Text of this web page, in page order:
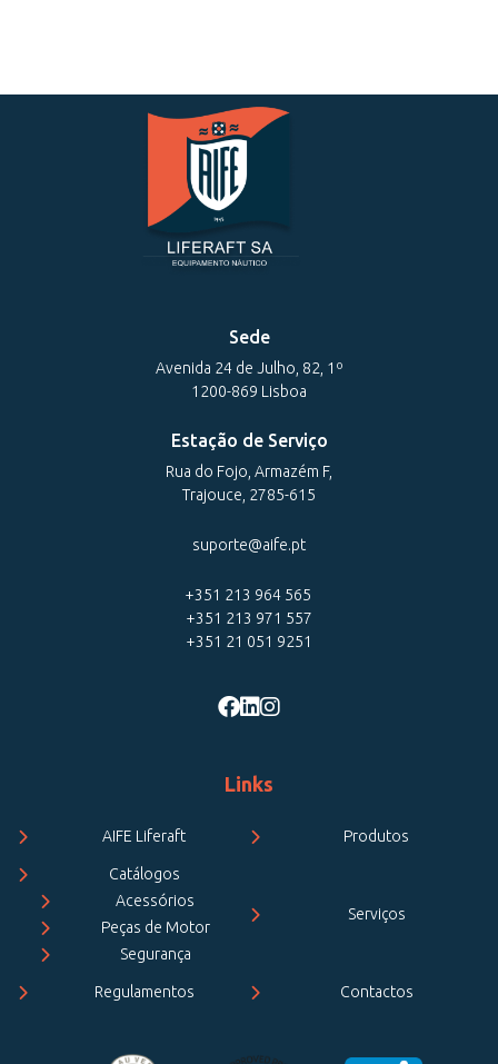
Sede
Avenida 24 de Julho, 82, 1º
1200-869 Lisboa
Estação de Serviço
Rua do Fojo, Armazém F,
Trajouce, 2785-615
suporte@aife.pt
+351 213 964 565
+351 213 971 557
+351 21 051 9251
Links
AIFE Liferaft Produtos
Catálogos
Acessórios
Peças de Motor
Segurança
Serviços
Regulamentos Contactos